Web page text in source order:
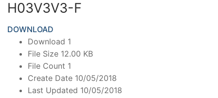
H03V3V3-F
DOWNLOAD
Download 1
File Size 12.00 KB
File Count 1
Create Date 10/05/2018
Last Updated 10/05/2018